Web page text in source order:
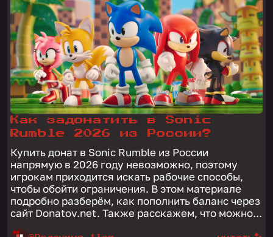
Как задонатить в Sonic
Rumble 2026 из России?
Купить донат в Sonic Rumble из России
напрямую в 2026 году невозможно, поэтому
игрокам приходится искать рабочие способы,
чтобы обойти ограничения. В этом материале
подробно разберём, как пополнить баланс через
сайт Donatov.net. Также расскажем, что можно...